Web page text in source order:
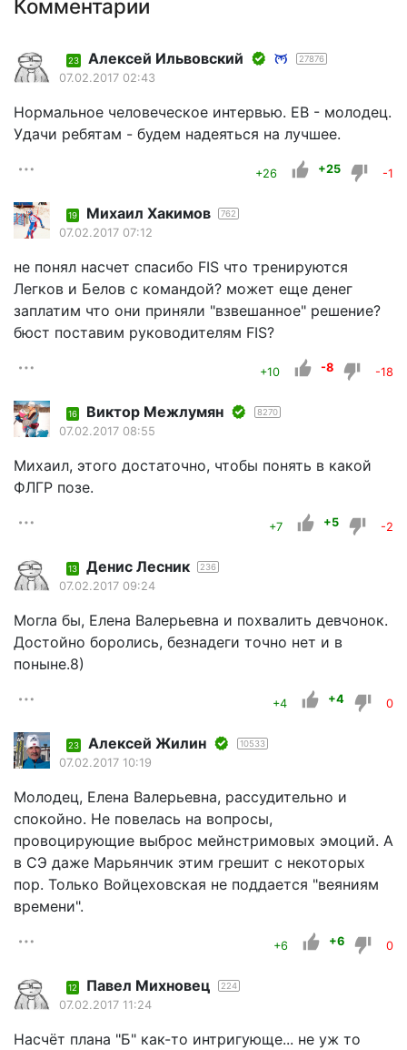
Комментарии
23 Алексей Ильвовский 27876
07.02.2017 02:43
Нормальное человеческое интервью. ЕВ - молодец.
Удачи ребятам - будем надеяться на лучшее.
+26 +25 -1
19 Михаил Хакимов 762
07.02.2017 07:12
не понял насчет спасибо FIS что тренируются
Легков и Белов с командой? может еще денег
заплатим что они приняли "взвешанное" решение?
бюст поставим руководителям FIS?
+10 -8 -18
16 Виктор Межлумян 8270
07.02.2017 08:55
Михаил, этого достаточно, чтобы понять в какой
ФЛГР позе.
+7 +5 -2
13 Денис Лесник 236
07.02.2017 09:24
Могла бы, Елена Валерьевна и похвалить девчонок.
Достойно боролись, безнадеги точно нет и в
поныне.8)
+4 +4 0
23 Алексей Жилин 10533
07.02.2017 10:19
Молодец, Елена Валерьевна, рассудительно и
спокойно. Не повелась на вопросы,
провоцирующие выброс мейнстримовых эмоций. А
в СЭ даже Марьянчик этим грешит с некоторых
пор. Только Войцеховская не поддается "веяниям
времени".
+6 +6 0
12 Павел Михновец 224
07.02.2017 11:24
Насчёт плана "Б" как-то интригующе... не уж то